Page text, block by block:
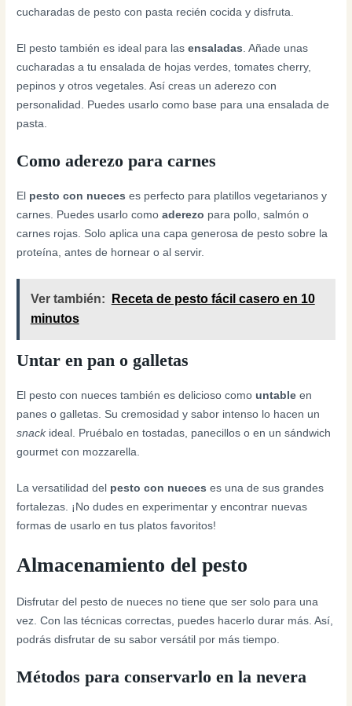
cucharadas de pesto con pasta recién cocida y disfruta.
El pesto también es ideal para lasensaladas . Añade unas
cucharadas a tu ensalada de hojas verdes, tomates cherry,
pepinos y otros vegetales. Así creas un aderezo con
personalidad. Puedes usarlo como base para una ensalada de
pasta.
Como aderezo para carnes
El pesto con nueces es perfecto para platillos vegetarianos y
carnes. Puedes usarlo comoaderezo para pollo, salmón o
carnes rojas. Solo aplica una capa generosa de pesto sobre la
proteína, antes de hornear o al servir.
Ver también:
Receta de pesto fácil casero en 10
minutos
Untar en pan o galletas
El pesto con nueces también es delicioso como untable en
panes o galletas. Su cremosidad y sabor intenso lo hacen un
snackideal. Pruébalo en tostadas, panecillos o en un sándwich
gourmet con mozzarella.
La versatilidad del pesto con nueces es una de sus grandes
fortalezas. ¡No dudes en experimentar y encontrar nuevas
formas de usarlo en tus platos favoritos!
Almacenamiento del pesto
Disfrutar del pesto de nueces no tiene que ser solo para una
vez. Con las técnicas correctas, puedes hacerlo durar más. Así,
podrás disfrutar de su sabor versátil por más tiempo.
Métodos para conservarlo en la nevera